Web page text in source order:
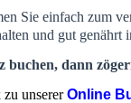
Sie einfach zum
und gut genährt
buchen, dann
unsererOnline